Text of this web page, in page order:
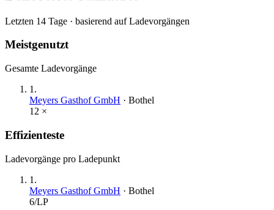
Letzten 14 Tage · basierend auf Ladevorgängen
Meistgenutzt
Gesamte Ladevorgänge
1 .
Meyers Gasthof GmbH · Bothel
12 ×
Effizienteste
Ladevorgänge pro Ladepunkt
1 .
Meyers Gasthof GmbH · Bothel
6/LP